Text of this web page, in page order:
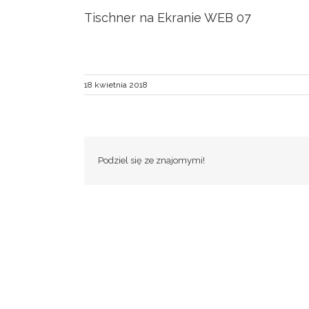
Tischner na Ekranie WEB 07
18 kwietnia 2018
Podziel się ze znajomymi!